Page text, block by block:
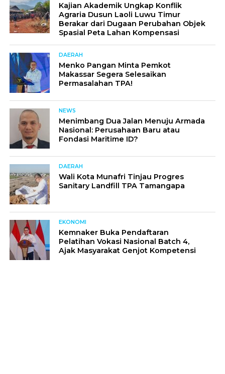
Kajian Akademik Ungkap Konflik
Agraria Dusun Laoli Luwu Timur
Berakar dari Dugaan Perubahan Objek
Spasial Peta Lahan Kompensasi
DAERAH
Menko Pangan Minta Pemkot
Makassar Segera Selesaikan
Permasalahan TPA!
NEWS
Menimbang Dua Jalan Menuju Armada
Nasional: Perusahaan Baru atau
Fondasi Maritime ID?
DAERAH
Wali Kota Munafri Tinjau Progres
Sanitary Landfill TPA Tamangapa
EKONOMI
Kemnaker Buka Pendaftaran
Pelatihan Vokasi Nasional Batch 4,
Ajak Masyarakat Genjot Kompetensi